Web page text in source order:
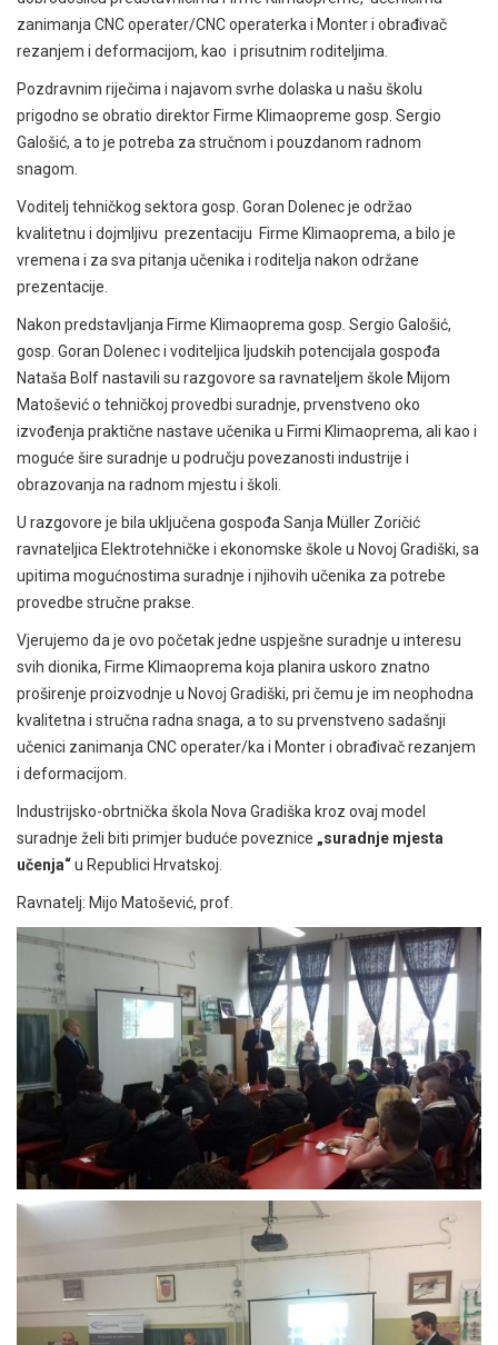
zanimanja CNC operater/CNC operaterka i Monter i obrađivač
rezanjem i deformacijom, kao i prisutnim roditeljima.
Pozdravnim riječima i najavom svrhe dolaska u našu školu
prigodno se obratio direktor Firme Klimaopreme gosp. Sergio
Galošić, a to je potreba za stručnom i pouzdanom radnom
snagom.
Voditelj tehničkog sektora gosp. Goran Dolenec je održao
kvalitetnu i dojmljivu prezentaciju Firme Klimaoprema, a bilo je
vremena i za sva pitanja učenika i roditelja nakon održane
prezentacije.
Nakon predstavljanja Firme Klimaoprema gosp. Sergio Galošić,
gosp. Goran Dolenec i voditeljica ljudskih potencijala gospođa
Nataša Bolf nastavili su razgovore sa ravnateljem škole Mijom
Matošević o tehničkoj provedbi suradnje, prvenstveno oko
izvođenja praktične nastave učenika u Firmi Klimaoprema, ali kao i
moguće šire suradnje u području povezanosti industrije i
obrazovanja na radnom mjestu i školi.
U razgovore je bila uključena gospođa Sanja Müller Zoričić
ravnateljica Elektrotehničke i ekonomske škole u Novoj Gradiški, sa
upitima mogućnostima suradnje i njihovih učenika za potrebe
provedbe stručne prakse.
Vjerujemo da je ovo početak jedne uspješne suradnje u interesu
svih dionika, Firme Klimaoprema koja planira uskoro znatno
proširenje proizvodnje u Novoj Gradiški, pri čemu je im neophodna
kvalitetna i stručna radna snaga, a to su prvenstveno sadašnji
učenici zanimanja CNC operater/ka i Monter i obrađivač rezanjem
i deformacijom.
Industrijsko-obrtnička škola Nova Gradiška kroz ovaj model
suradnje želi biti primjer buduće poveznice „suradnje mjesta
učenja“u Republici Hrvatskoj.
Ravnatelj: Mijo Matošević, prof.